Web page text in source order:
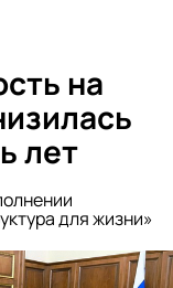
на
лет
для жизни»